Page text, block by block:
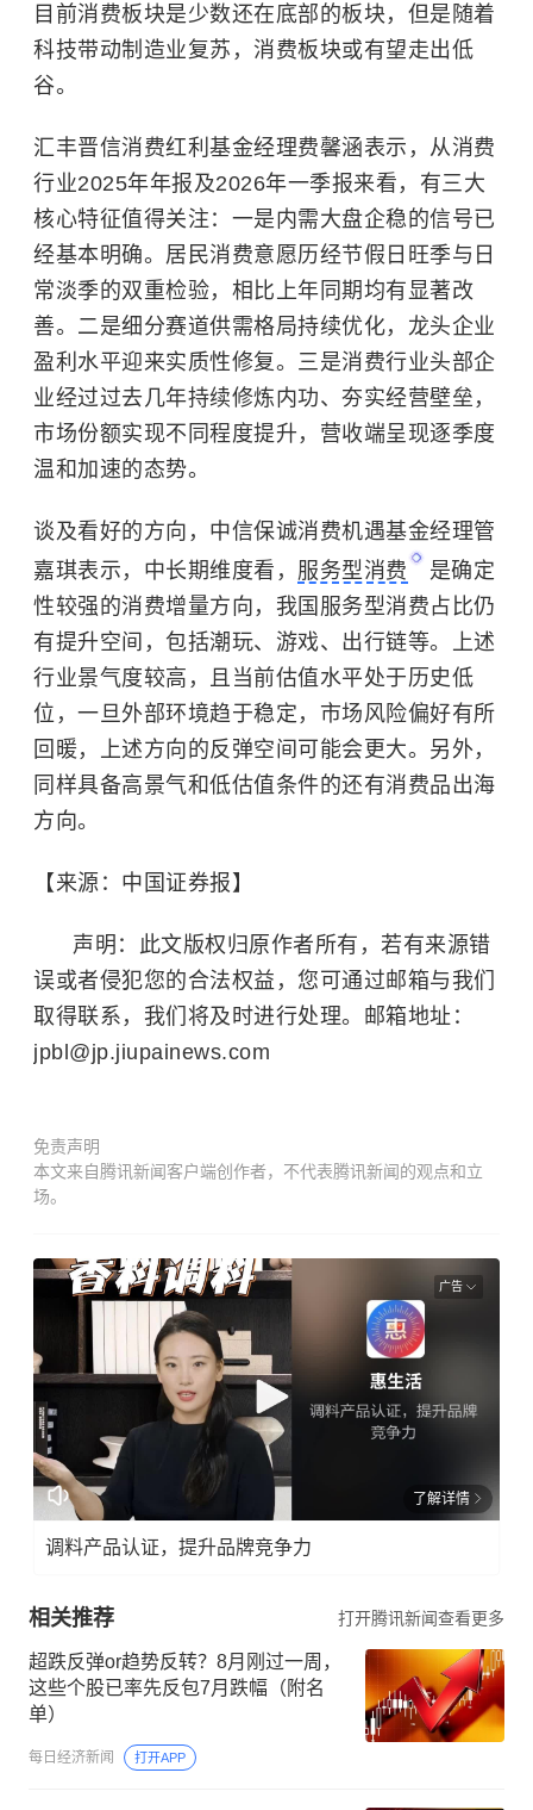
目前消费板块是少数还在底部的板块，但是随着
科技带动制造业复苏，消费板块或有望走出低
谷。
汇丰晋信消费红利基金经理费馨涵表示，从消费
行业2025年年报及2026年一季报来看，有三大
核心特征值得关注： 一是内需大盘企稳的信号已
经基本明确。 居民消费意愿历经节假日旺季与日
常淡季的双重检验，相比上年同期均有显著改
善。 二是细分赛道供需格局持续优化， 龙头企业
盈利水平迎来实质性修复。三是消费行业头部企
业经过过去几年持续修炼内功、夯实经营壁垒，
市场份额实现不同程度提升， 营收端呈现逐季度
温和加速的态势。
谈及看好的方向，中信保诚消费机遇基金经理管
嘉琪表示，中长期维度看， 服务型消费
是确定
性较强的消费增量方向 ，我国服务型消费占比仍
有提升空间，包括潮玩、游戏、出行链等。上述
行业景气度较高，且当前估值水平处于历史低
位，一旦外部环境趋于稳定，市场风险偏好有所
回暖，上述方向的反弹空间可能会更大。另外，
同样具备高景气和低估值条件的还有消费品出海
方向。
【来源：中国证券报】
声明：此文版权归原作者所有，若有来源错
误或者侵犯您的合法权益，您可通过邮箱与我们
取得联系，我们将及时进行处理。邮箱地址：
jpbl@jp.jiupainews.com
免责声明
本文来自腾讯新闻客户端创作者，不代表腾讯新闻的观点和立
场。
广告
了解详情
调料产品认证，提升品牌竞争力
相关推荐 打开腾讯新闻查看更多
超跌反弹or趋势反转？8月刚过一周，
这些个股已率先反包7月跌幅（附名
单）
每日经济新闻 打开APP